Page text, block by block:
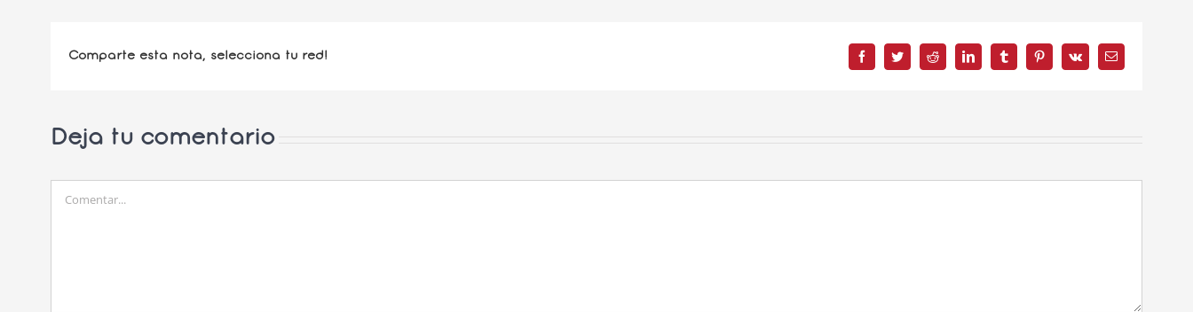
Comparte esta nota, selecciona tu red! FacebookTwitterReddit LinkedInTumblrPinterest
Vk
Correo
electrónico
Deja tu comentario